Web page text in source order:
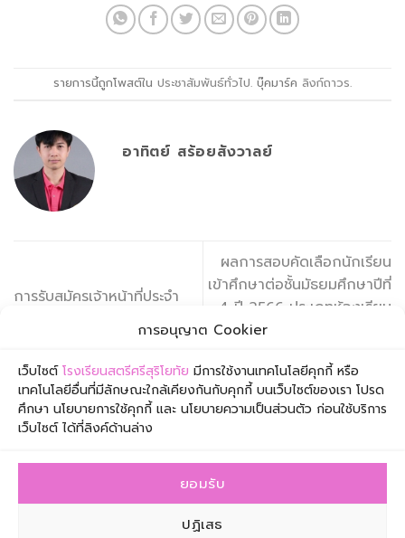
การอนุญาต Cookier
เว็บไซต์โรงเรียนสตรีศรีสุริโยทัย มีการใช้งานเทคโนโลยีคุกกี้ หรือ
เทคโนโลยีอื่นที่มีลักษณะใกล้เคียงกันกับคุกกี้ บนเว็บไซต์ของเรา โปรด
ศึกษา นโยบายการใช้คุกกี้ และ นโยบายความเป็นส่วนตัว ก่อนใช้บริการ
เว็บไซต์ ได้ที่ลิงค์ด้านล่าง
ยอมรับ
ปฏิเสธ
รายการนี้ถูกโพสต์ใน ประชาสัมพันธ์ทั่วไป. บุ๊คมาร์ค ลิงก์ถาวร.
อาทิตย์ สร้อยสังวาลย์
การรับสมัครเจ้าหน้าที่ประจำ
ผลการสอบคัดเลือกนักเรียน
เข้าศึกษาต่อชั้นมัธยมศึกษาปีที่
4 ปี 2566 ประเภทห้องเรียน
พิเศษวิทยาศาสตร์ –
โรงเรียนสตรีศรีสุริโยทัย เลขที่ 1 ซอยเจริญกรุง 57 ถนน
เจริญกรุง เขตสาทร กรุงเทพมหานคร 10120